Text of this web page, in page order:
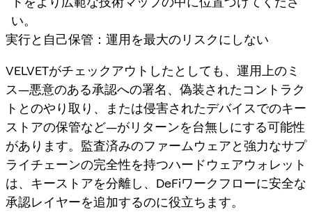
い。
実行と自己保管：運用を最大のリスクにしない
VELVETがチェックアウトしたとしても、運用上のミ
ス—悪意のある承認への署名、偽装されたコントラク
トとのやり取り、または侵害されたデバイスでのキー
ストアの保管など—がリターンを台無しにする可能性
があります。監査済みのファームウェアと強力なサプ
ライチェーンの完全性を持つハードウェアウォレット
は、キーストアを分離し、DeFiワークフローに安全な
承認レイヤーを追加するのに役立ちます。